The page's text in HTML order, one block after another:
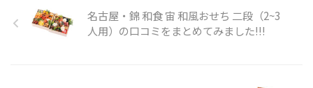
の際の参考に是非どうぞ!!! いそ
はま本舗 海鮮おせち いそはま
海風物語のXでの口コミ 口コミ
名古屋・錦 和食 宙 和風おせち 二段（2~3
人用）の口コミをまとめてみました!!!